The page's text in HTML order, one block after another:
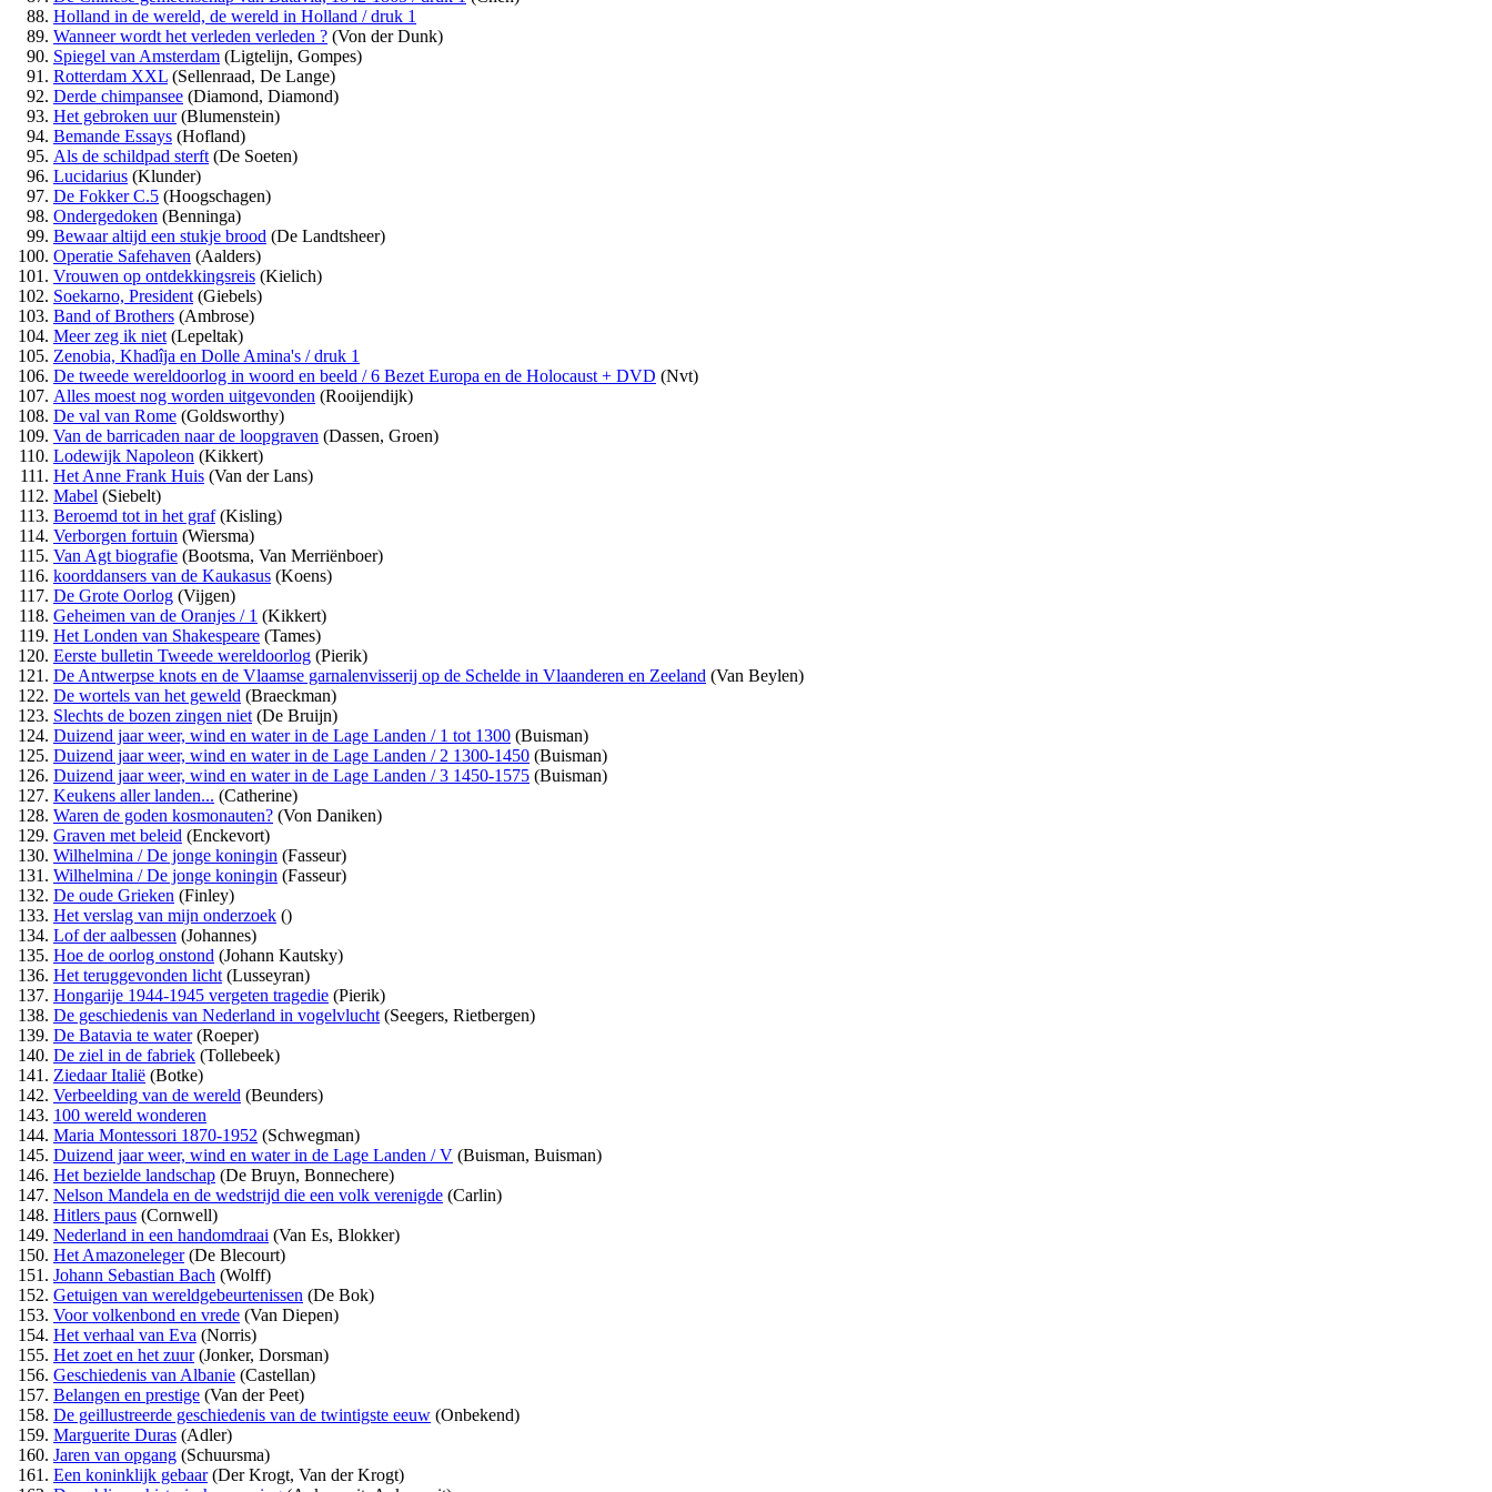
Holland in de wereld, de wereld in Holland / druk 1
Wanneer wordt het verleden verleden ? (Von der Dunk)
Spiegel van Amsterdam (Ligtelijn, Gompes)
Rotterdam XXL (Sellenraad, De Lange)
Derde chimpansee (Diamond, Diamond)
Het gebroken uur(Blumenstein)
Bemande Essays (Hofland)
Als de schildpad sterft (De Soeten)
Lucidarius (Klunder)
De Fokker C.5 (Hoogschagen)
Ondergedoken (Benninga)
Bewaar altijd een stukje brood (De Landtsheer)
Operatie Safehaven (Aalders)
Vrouwen op ontdekkingsreis (Kielich)
Soekarno, President (Giebels)
Band of Brothers (Ambrose)
Meer zeg ik niet (Lepeltak)
Zenobia, Khadîja en Dolle Amina's / druk 1
De tweede wereldoorlog in woord en beeld / 6 Bezet Europa en de Holocaust + DVD (Nvt)
Alles moest nog worden uitgevonden (Rooijendijk)
De val van Rome (Goldsworthy)
Van de barricaden naar de loopgraven (Dassen, Groen)
Lodewijk Napoleon (Kikkert)
Het Anne Frank Huis (Van der Lans)
Mabel (Siebelt)
Beroemd tot in het graf(Kisling)
Verborgen fortuin (Wiersma)
Van Agt biografie (Bootsma, Van Merriënboer)
koorddansers van de Kaukasus (Koens)
De Grote Oorlog (Vijgen)
Geheimen van de Oranjes / 1 (Kikkert)
Het Londen van Shakespeare (Tames)
Eerste bulletin Tweede wereldoorlog (Pierik)
De Antwerpse knots en de Vlaamse garnalenvisserij op de Schelde in Vlaanderen en Zeeland (Van Beylen)
De wortels van het geweld (Braeckman)
Slechts de bozen zingen niet (De Bruijn)
Duizend jaar weer, wind en water in de Lage Landen / 1 tot 1300 (Buisman)
Duizend jaar weer, wind en water in de Lage Landen / 2 1300-1450 (Buisman)
Duizend jaar weer, wind en water in de Lage Landen / 3 1450-1575 (Buisman)
Keukens aller landen... (Catherine)
Waren de goden kosmonauten? (Von Daniken)
Graven met beleid (Enckevort)
Wilhelmina / De jonge koningin (Fasseur)
Wilhelmina / De jonge koningin (Fasseur)
De oude Grieken (Finley)
Het verslag van mijn onderzoek ()
Lof der aalbessen (Johannes)
Hoe de oorlog onstond (Johann Kautsky)
Het teruggevonden licht (Lusseyran)
Hongarije 1944-1945 vergeten tragedie (Pierik)
De geschiedenis van Nederland in vogelvlucht (Seegers, Rietbergen)
De Batavia te water(Roeper)
De ziel in de fabriek (Tollebeek)
Ziedaar Italië (Botke)
Verbeelding van de wereld (Beunders)
100 wereld wonderen
Maria Montessori 1870-1952 (Schwegman)
Duizend jaar weer, wind en water in de Lage Landen / V (Buisman, Buisman)
Het bezielde landschap (De Bruyn, Bonnechere)
Nelson Mandela en de wedstrijd die een volk verenigde (Carlin)
Hitlers paus (Cornwell)
Nederland in een handomdraai (Van Es, Blokker)
Het Amazoneleger(De Blecourt)
Johann Sebastian Bach (Wolff)
Getuigen van wereldgebeurtenissen (De Bok)
Voor volkenbond en vrede (Van Diepen)
Het verhaal van Eva (Norris)
Het zoet en het zuur(Jonker, Dorsman)
Geschiedenis van Albanie (Castellan)
Belangen en prestige (Van der Peet)
De geillustreerde geschiedenis van de twintigste eeuw (Onbekend)
Marguerite Duras (Adler)
Jaren van opgang (Schuursma)
Een koninklijk gebaar(Der Krogt, Van der Krogt)